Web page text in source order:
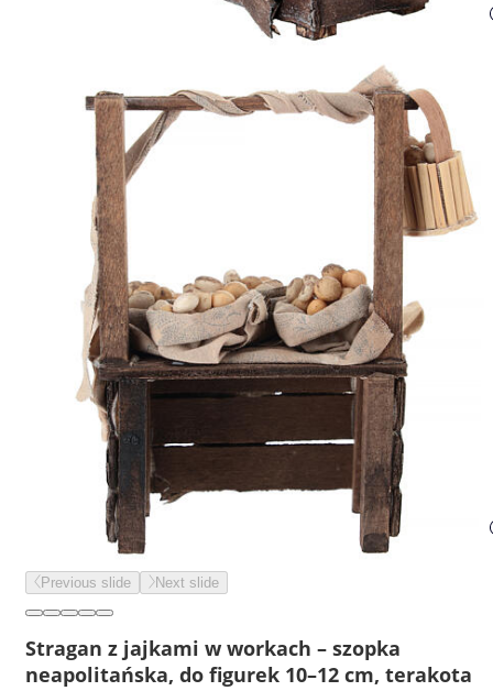
Previous slide Next slide
Stragan z jajkami w workach – szopka
neapolitańska, do figurek 10–12 cm, terakota